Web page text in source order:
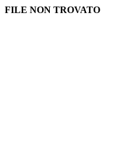
FILE NON TROVATO